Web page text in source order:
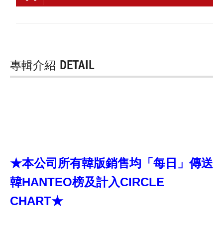
專輯介紹 DETAIL
★本公司所有韓版銷售均「每日」傳送
韓HANTEO榜及計入CIRCLE
CHART★